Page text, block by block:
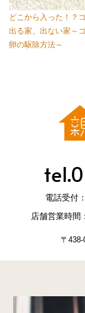
どこから入った！？
出る家、出ない家～
卵の駆除方法～
電話受付
店舗営業時
〒